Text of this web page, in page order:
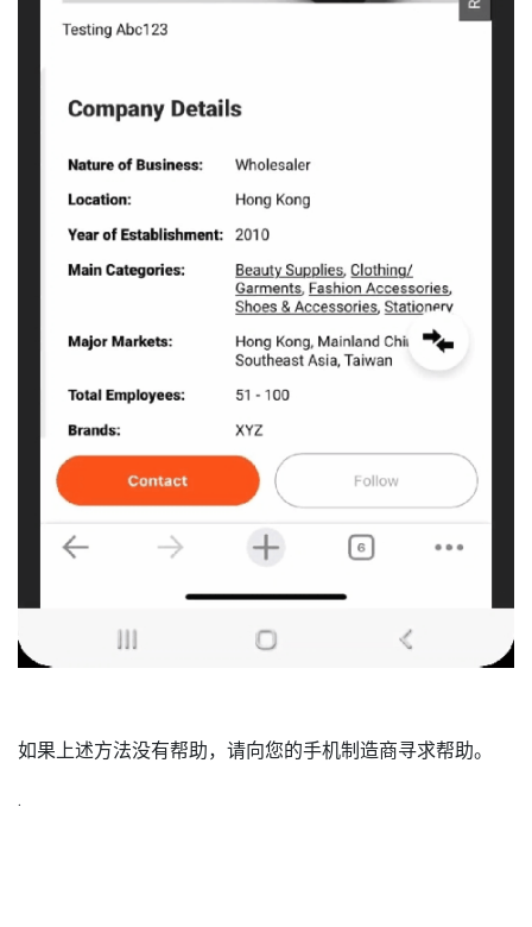
如果上述方法没有帮助，请向您的手机制造商寻求帮助。
.